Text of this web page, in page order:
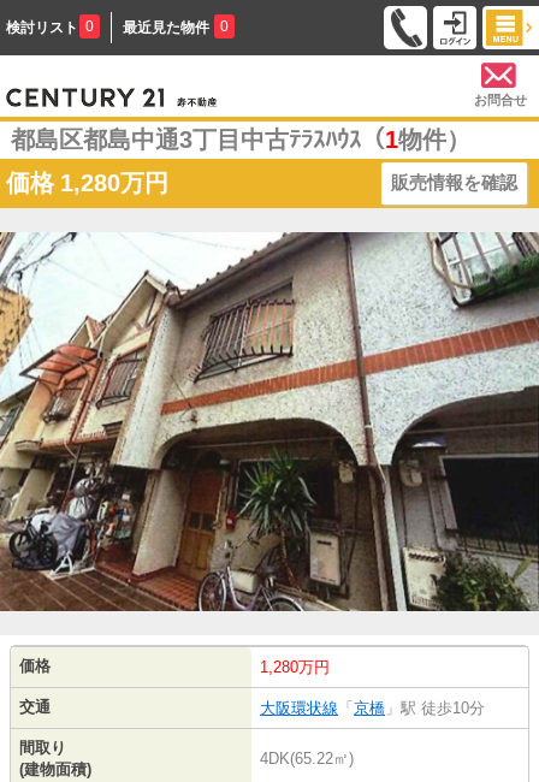
検討リスト 0 最近見た物件 0
お問合せ
都島区都島中通3丁目中古ﾃﾗｽﾊｳｽ（1物件）
価格 1,280万円 販売情報を確認
価格 1,280万円
交通 大阪環状線 「 京橋 」駅 徒歩10分
間取り
(建物面積)
4DK(65.22㎡)